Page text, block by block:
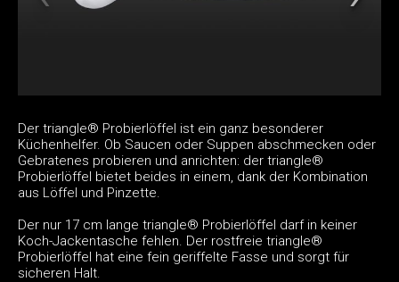
Der triangle® Probierlöffel ist ein ganz besonderer
Küchenhelfer. Ob Saucen oder Suppen abschmecken oder
Gebratenes probieren und anrichten: der triangle®
Probierlöffel bietet beides in einem, dank der Kombination
aus Löffel und Pinzette.
Der nur 17 cm lange triangle® Probierlöffel darf in keiner
Koch-Jackentasche fehlen. Der rostfreie triangle®
Probierlöffel hat eine fein geriffelte Fasse und sorgt für
sicheren Halt.